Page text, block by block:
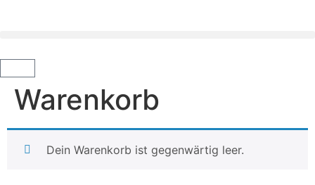
Warenkorb
Dein Warenkorb ist gegenwärtig leer.